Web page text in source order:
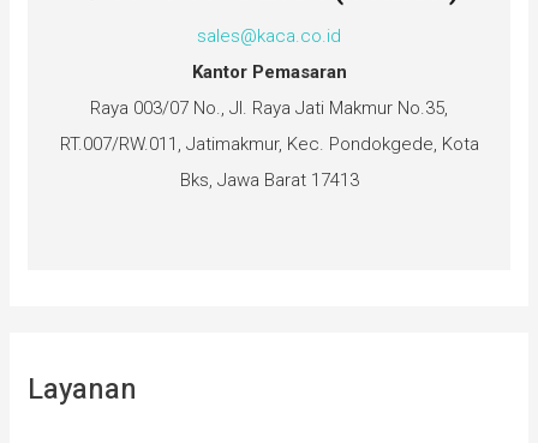
sales@kaca.co.id
Kantor Pemasaran
Raya 003/07 No., Jl. Raya Jati Makmur No.35,
RT.007/RW.011, Jatimakmur, Kec. Pondokgede, Kota
Bks, Jawa Barat 17413
Layanan